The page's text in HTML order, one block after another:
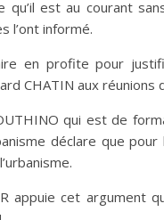
qu’il est au courant
l’ont informé.
en profite pour
CHATIN aux réunions
qui est de
déclare que
appuie cet argument